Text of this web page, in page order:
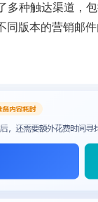
多种触达渠道，
同版本的营销邮